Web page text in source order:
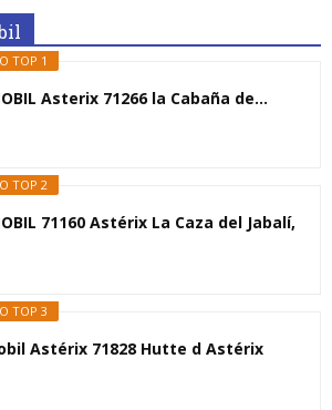
TOP 1
Asterix 71266 la Cabaña de...
TOP 2
71160 Astérix La Caza del Jabalí,
TOP 3
Astérix 71828 Hutte d Astérix